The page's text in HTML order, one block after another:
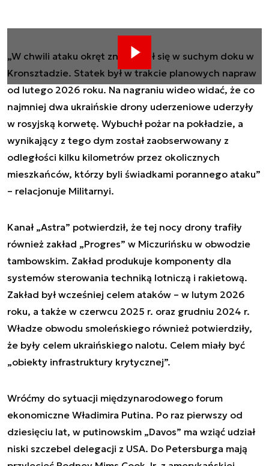
„W chwili ataku okręt znajdował się w suchym doku w
Kronsztadzie. Statek był w trakcie planowych napraw
od lutego 2026 roku. Na nagraniu wideo widać, że co
najmniej dwa ukraińskie drony uderzeniowe uderzyły
w rosyjską korwetę. Wybuchł pożar na pokładzie, a
wynikający z tego dym został zaobserwowany z
odległości kilku kilometrów przez okolicznych
mieszkańców, którzy byli świadkami porannego ataku”
– relacjonuje Militarnyi.
Kanał „Astra” potwierdził, że tej nocy drony trafiły
również zakład „Progres” w Miczurińsku w obwodzie
tambowskim. Zakład produkuje komponenty dla
systemów sterowania techniką lotniczą i rakietową.
Zakład był wcześniej celem ataków – w lutym 2026
roku, a także w czerwcu 2025 r. oraz grudniu 2024 r.
Władze obwodu smoleńskiego również potwierdziły,
że były celem ukraińskiego nalotu. Celem miały być
„obiekty infrastruktury krytycznej”.
Wróćmy do sytuacji międzynarodowego forum
ekonomiczne Władimira Putina. Po raz pierwszy od
dziesięciu lat, w putinowskim „Davos” ma wziąć udział
niski szczebel delegacji z USA. Do Petersburga mają